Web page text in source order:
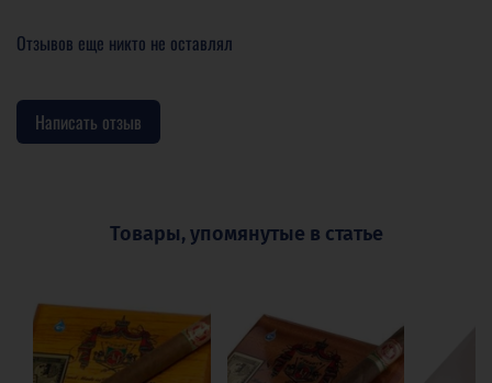
Отзывов еще никто не оставлял
Написать отзыв
Товары, упомянутые в статье